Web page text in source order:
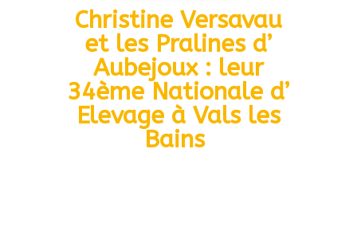
Christine Versavau
et les Pralines d’
Aubejoux : leur
34ème Nationale d’
Elevage à Vals les
Bains